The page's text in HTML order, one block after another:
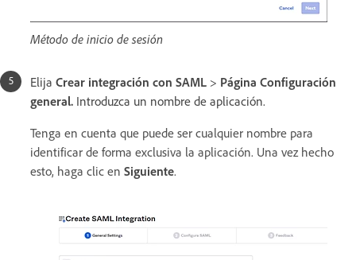
Método de inicio de sesión
Elija Crear integración con SAML > Página Configuración
general. Introduzca un nombre de aplicación.
Tenga en cuenta que puede ser cualquier nombre para
identificar de forma exclusiva la aplicación. Una vez hecho
esto, haga clic en Siguiente.